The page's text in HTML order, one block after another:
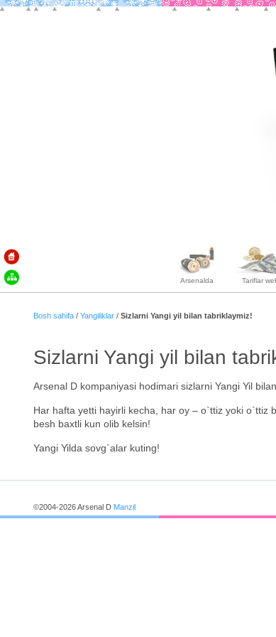
Arsenalda Tariflar
Bosh sahifa / Yangiliklar / Sizlarni Yangi yil bilan tabriklaymiz!
Sizlarni Yangi yil bilan
Arsenal D kompaniyasi hodimari sizlarni Yangi Yil
Har hafta yetti hayirli kecha, har oy – o`ttiz yoki o`ttiz
besh baxtli kun olib kelsin!
Yangi Yilda sovg`alar kuting!
©2004-2026 Arsenal D Manzil